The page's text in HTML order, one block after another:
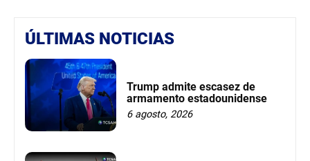
ÚLTIMAS NOTICIAS
Trump admite escasez de
armamento estadounidense
6 agosto, 2026